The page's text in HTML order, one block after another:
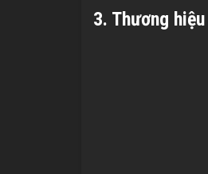
3. Thương